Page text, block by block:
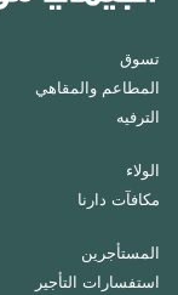
تسوق
المطاعم والمقاهي
الترفيه
الولاء
مكافآت دارنا
المستأجرين
استفسارات التأجير